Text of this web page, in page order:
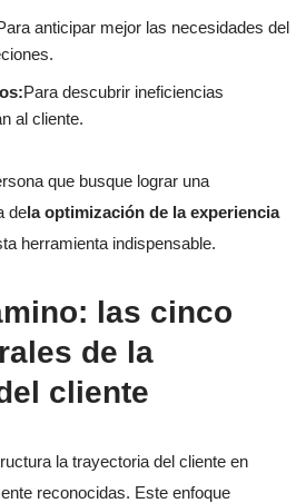
anticipar mejor las necesidades del
Para descubrir ineficiencias
al cliente.
que busque lograr una
dela optimización de la experiencia
herramienta indispensable.
las cinco
de la
cliente
la trayectoria del cliente en
reconocidas. Este enfoque